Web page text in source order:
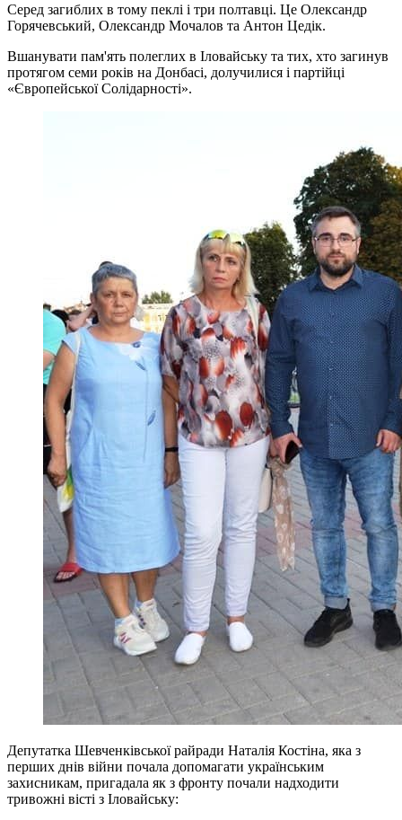
Серед загиблих в тому пеклі і три полтавці. Це Олександр
Горячевський, Олександр Мочалов та Антон Цедік.
Вшанувати пам'ять полеглих в Іловайську та тих, хто загинув
протягом семи років на Донбасі, долучилися і партійці
«Європейської Солідарності».
Депутатка Шевченківської райради Наталія Костіна, яка з
перших днів війни почала допомагати українським
захисникам, пригадала як з фронту почали надходити
тривожні вісті з Іловайську: